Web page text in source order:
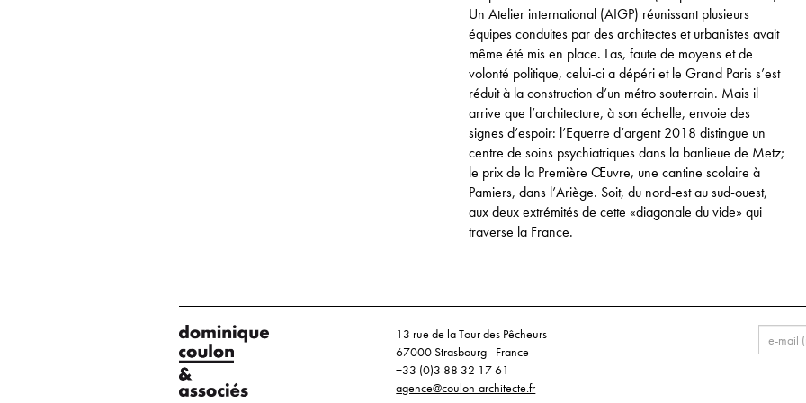
Un Atelier international (AIGP) réunissant plusieurs
équipes conduites par des architectes et urbanistes avait
même été mis en place. Las, faute de moyens et de
volonté politique, celui-ci a dépéri et le Grand Paris s’est
réduit à la construction d’un métro souterrain. Mais il
arrive que l’architecture, à son échelle, envoie des
signes d’espoir: l’Equerre d’argent 2018 distingue un
centre de soins psychiatriques dans la banlieue de Metz;
le prix de la Première Œuvre, une cantine scolaire à
Pamiers, dans l’Ariège. Soit, du nord-est au sud-ouest,
aux deux extrémités de cette «diagonale du vide» qui
traverse la France.
13 rue de la Tour des Pêcheurs
67000 Strasbourg - France
+33 (0)3 88 32 17 61
agence@coulon-architecte.fr